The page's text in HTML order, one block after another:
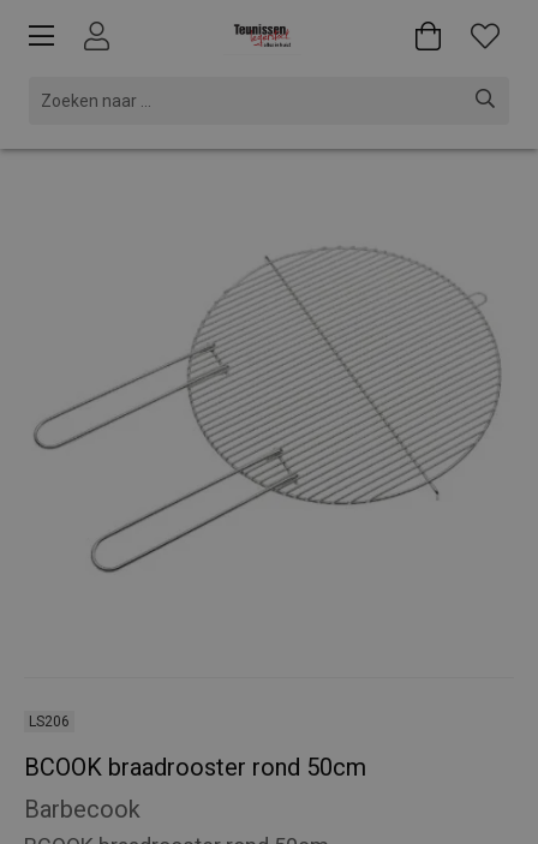
LS206
BCOOK braadrooster rond 50cm
Barbecook